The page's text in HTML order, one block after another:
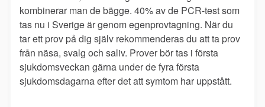
kombinerar man de bägge. 40% av de PCR-test som
tas nu i Sverige är genom egenprovtagning. När du
tar ett prov på dig själv rekommenderas du att ta prov
från näsa, svalg och saliv. Prover bör tas i första
sjukdomsveckan gärna under de fyra första
sjukdomsdagarna efter det att symtom har uppstått.